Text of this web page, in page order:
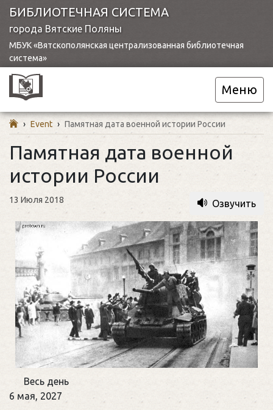
БИБЛИОТЕЧНАЯ СИСТЕМА
города Вятские Поляны
МБУК «Вятскополянская централизованная библиотечная
система»
Меню
› Event › Памятная дата военной истории России
Памятная дата военной
истории России
13 Июля 2018 Озвучить
Памятная
дата
Весь день
6 мая, 2027